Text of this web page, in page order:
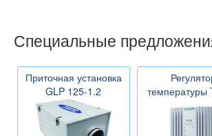
Специальные
Приточная установка
GLP 125-1.2
температуры